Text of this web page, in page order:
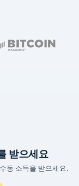
받으세요
동 소득을 받으세요.